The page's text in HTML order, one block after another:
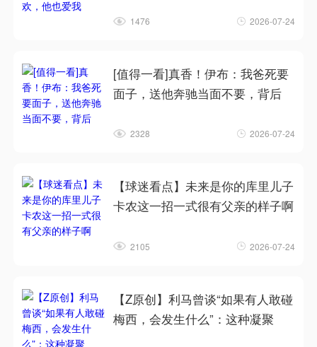
1476 2026-07-24
[值得一看]真香！伊布：我爸死要
面子，送他奔驰当面不要，背后
2328 2026-07-24
【球迷看点】未来是你的库里儿子
卡农这一招一式很有父亲的样子啊
2105 2026-07-24
【Z原创】利马曾谈“如果有人敢碰
梅西，会发生什么”：这种凝聚